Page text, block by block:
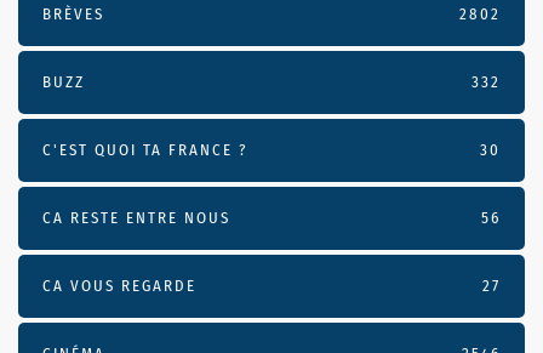
BRÈVES 2802
BUZZ 332
C'EST QUOI TA FRANCE ? 30
CA RESTE ENTRE NOUS 56
CA VOUS REGARDE 27